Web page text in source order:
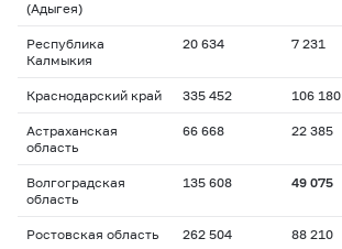
(Адыгея)
Республика
Калмыкия
20 634 7 231
Краснодарский край 335 452 106 180
Астраханская
область
66 668 22 385
Волгоградская
область
135 608 49 075
Ростовская область 262 504 88 210